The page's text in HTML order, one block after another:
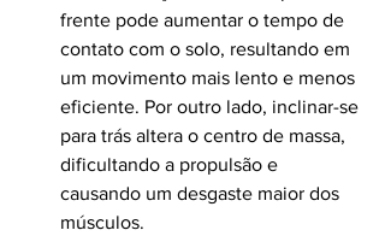
frente pode aumentar o tempo de
contato com o solo, resultando em
um movimento mais lento e menos
eficiente. Por outro lado, inclinar-se
para trás altera o centro de massa,
dificultando a propulsão e
causando um desgaste maior dos
músculos.